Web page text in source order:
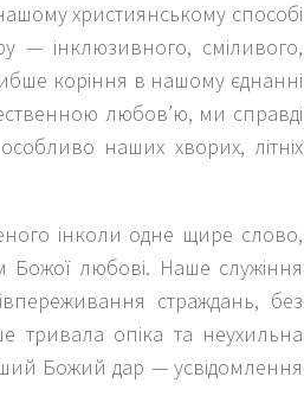
християнському способі
— інклюзивного, сміливого,
коріння в нашому єднанні
любов’ю, ми справді
наших хворих, літніх
інколи одне щире слово,
Божої любові. Наше служіння
страждань, без
тривала опіка та неухильна
Божий дар — усвідомлення